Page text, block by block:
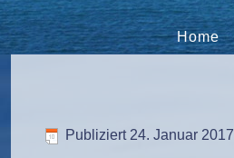
Home
Publiziert 24. Januar 2017